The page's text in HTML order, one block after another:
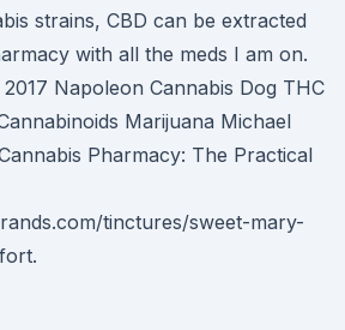
strains, CBD can be extracted
with all the meds I am on.
Napoleon Cannabis Dog THC
Marijuana Michael
Pharmacy: The Practical
tinctures/sweet-mary-